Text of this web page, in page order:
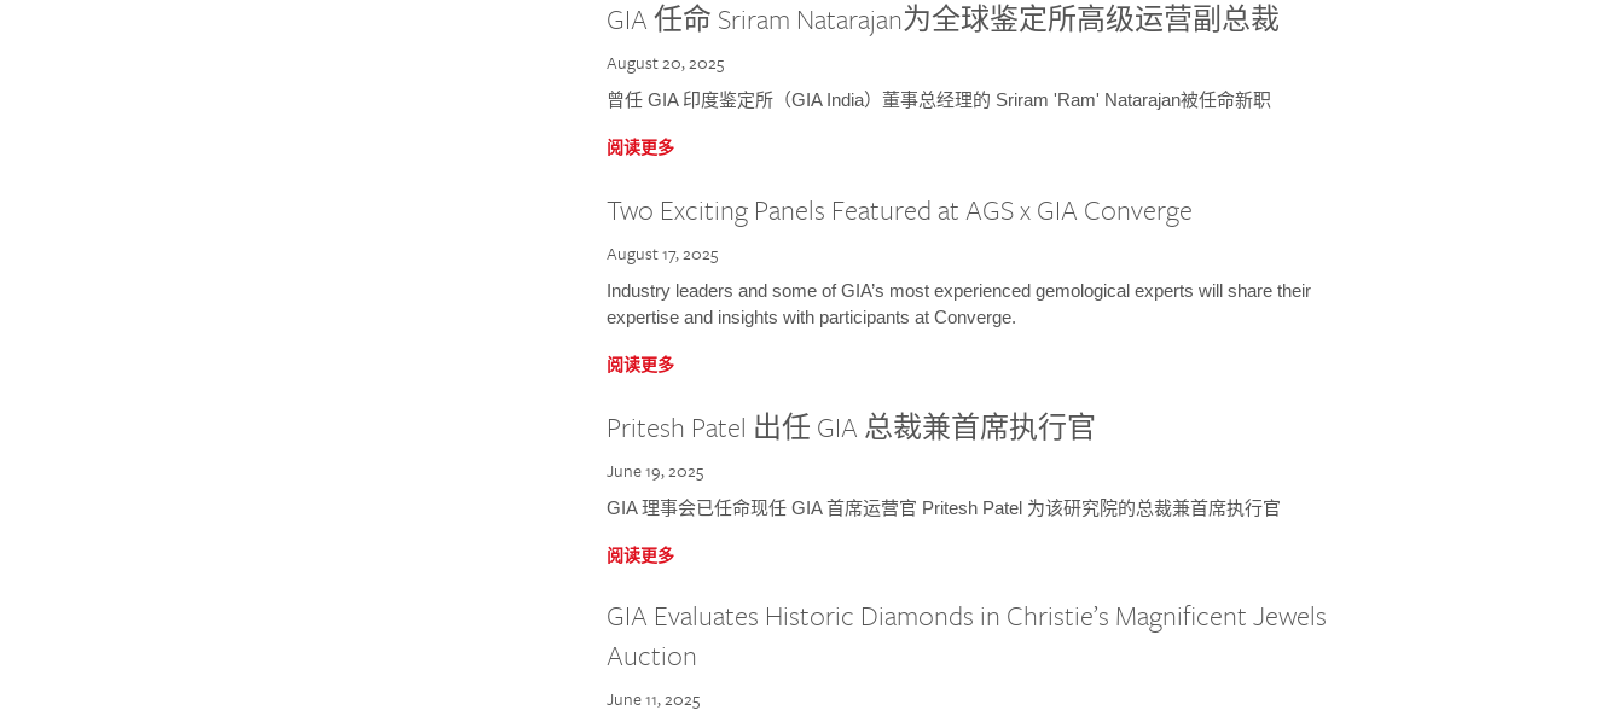
GIA 任命 Sriram Natarajan为全球鉴定所高级运营副总裁
August 20, 2025
曾任 GIA 印度鉴定所（GIA India）董事总经理的 Sriram 'Ram' Natarajan被任命新职
阅读更多
Two Exciting Panels Featured at AGS x GIA Converge
August 17, 2025
Industry leaders and some of GIA’s most experienced gemological experts will share their
expertise and insights with participants at Converge.
阅读更多
Pritesh Patel 出任 GIA 总裁兼首席执行官
June 19, 2025
GIA 理事会已任命现任 GIA 首席运营官 Pritesh Patel 为该研究院的总裁兼首席执行官
阅读更多
GIA Evaluates Historic Diamonds in Christie’s Magnificent Jewels
Auction
June 11, 2025